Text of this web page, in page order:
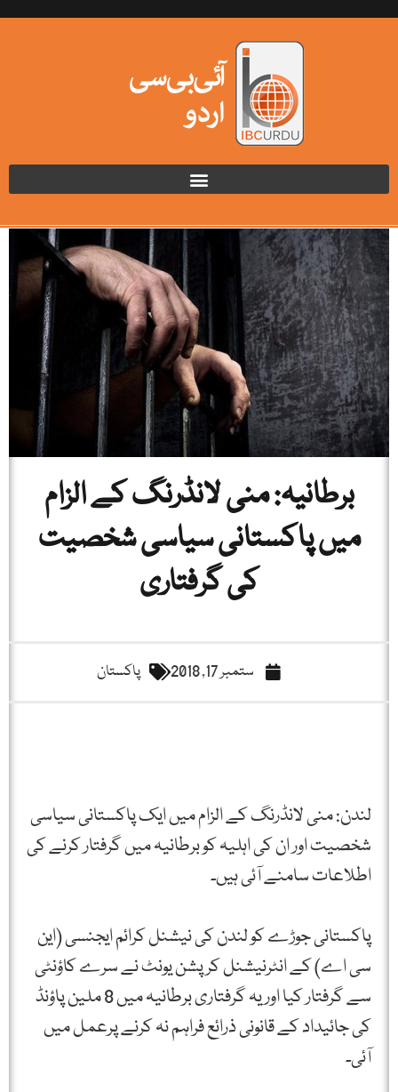
برطانیہ: منی لانڈرنگ کے الزام
میں پاکستانی سیاسی شخصیت
کی گرفتاری
ستمبر 17, 2018 پاکستان
لندن: منی لانڈرنگ کے الزام میں ایک پاکستانی سیاسی
شخصیت اور ان کی اہلیہ کو برطانیہ میں گرفتار کرنے کی
اطلاعات سامنے آئی ہیں۔
پاکستانی جوڑے کو لندن کی نیشنل کرائم ایجنسی (این
سی اے) کے انٹرنیشنل کرپشن یونٹ نے سرے کاؤنٹی
سے گرفتار کیا اور یہ گرفتاری برطانیہ میں 8 ملین پاؤنڈ
کی جائیداد کے قانونی ذرائع فراہم نہ کرنے پرعمل میں
آئی۔